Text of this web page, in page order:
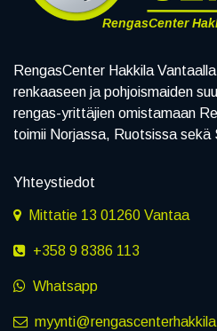
RengasCenter
RengasCenter Hakkila
renkaaseen ja pohjoismaiden
rengas-yrittäjien omistamaan
toimii Norjassa, Ruotsissa sekä
Yhteystiedot
Mittatie 13 01260 Vantaa
+358 9 8386 113
Whatsapp